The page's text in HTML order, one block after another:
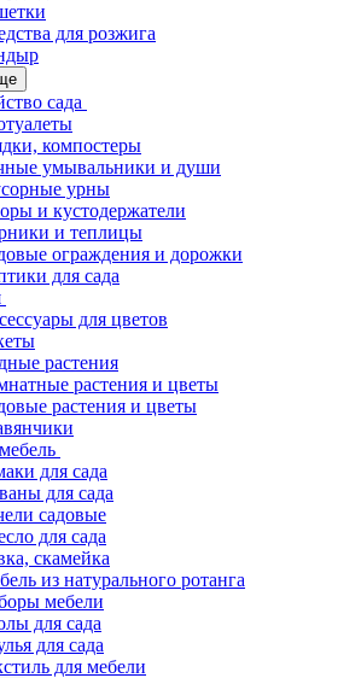
для розжига
сада
компостеры
умывальники и души
урны
и кустодержатели
и теплицы
ограждения и дорожки
для сада
для цветов
растения
растения и цветы
растения и цветы
для сада
для сада
садовые
для сада
скамейка
из натурального ротанга
мебели
для сада
для сада
для мебели